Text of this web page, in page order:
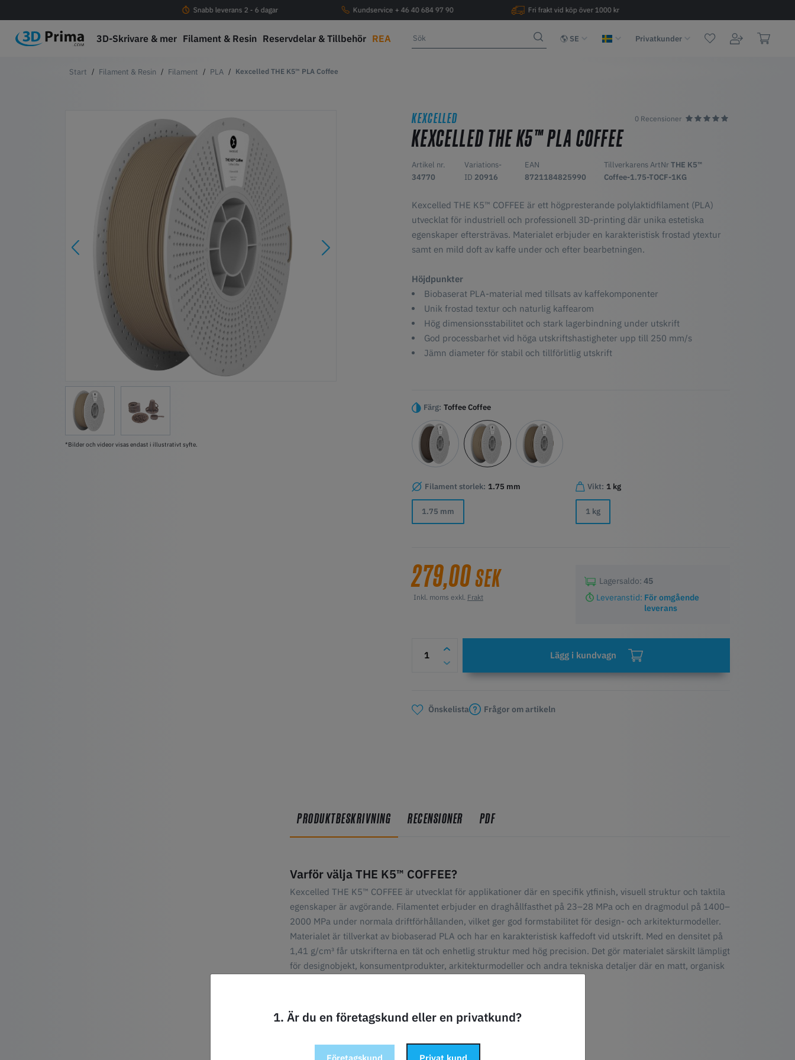
Snabb leverans 2 - 6 dagar Kundservice + 46 40 684 97 90 Fri frakt vid köp över 1000 kr
3D-Skrivare & mer Filament & Resin Reservdelar & Tillbehör REA SE Privatkunder
Filament & Resin Filament PLA Kexcelled THE K5™ PLA Coffee
*Bilder och videor visas endast i illustrativt syfte.
KEXCELLED 0 Recensioner
KEXCELLED THE K5™ PLA COFFEE
Artikel nr.
34770
Variations-
ID 20916
EAN
8721184825990
Tillverkarens ArtNrTHE K5™
Coffee-1.75-TOCF-1KG
Kexcelled THE K5™ COFFEE är ett högpresterande polylaktidfilament (PLA)
utvecklat för industriell och professionell 3D-printing där unika estetiska
egenskaper eftersträvas. Materialet erbjuder en karakteristisk frostad ytextur
samt en mild doft av kaffe under och efter bearbetningen.
Höjdpunkter
Biobaserat PLA-material med tillsats av kaffekomponenter
Unik frostad textur och naturlig kaffearom
Hög dimensionsstabilitet och stark lagerbindning under utskrift
God processbarhet vid höga utskriftshastigheter upp till 250 mm/s
Jämn diameter för stabil och tillförlitlig utskrift
Färg: Toffee Coffee
Filament storlek: 1.75 mm
1.75 mm
Vikt: 1 kg
1 kg
279,00SEK
Inkl. moms exkl. Frakt
Lagersaldo: 45
Leveranstid: För omgående
leverans
Lägg i kundvagn
Önskelista Frågor om artikeln
PRODUKTBESKRIVNING RECENSIONER PDF
Varför välja THE K5™ COFFEE?
Kexcelled THE K5™ COFFEE är utvecklat för applikationer där en specifik ytfinish, visuell struktur och taktila
egenskaper är avgörande. Filamentet erbjuder en draghållfasthet på 23–28 MPa och en dragmodul på 1400–
2000 MPa under normala driftförhållanden, vilket ger god formstabilitet för design- och arkitekturmodeller.
Materialet är tillverkat av biobaserad PLA och har en karakteristisk kaffedoft vid utskrift. Med en densitet på
1,41 g/cm³ får utskrifterna en tät och enhetlig struktur med hög precision. Det gör materialet särskilt lämpligt
för designobjekt, konsumentprodukter, arkitekturmodeller och andra tekniska detaljer där en matt, organisk
Utskriftsrekommendationer
Munstyckestemperatur: 200–240 °C
1. Är du en företagskund eller en privatkund?
Företagskund Privat kund